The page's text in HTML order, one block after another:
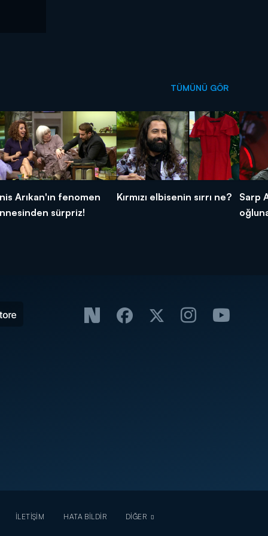
TÜMÜNÜ GÖR
Arıkan'ın fenomen
sürpriz!
Kırmızı elbisenin sırrı ne?
Sarp
İLETİŞİM HATA BİLDİR DİĞER